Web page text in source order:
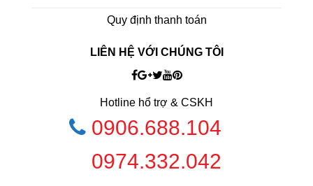
Quy định thanh toán
LIÊN HỆ VỚI CHÚNG TÔI
Hotline hổ trợ & CSKH
0906.688.104
0974.332.042